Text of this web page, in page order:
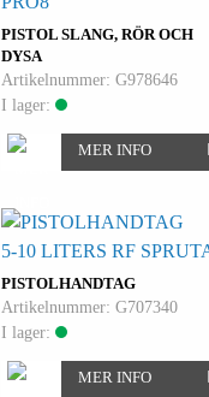
PISTOL SLANG, RÖR OCH
DYSA
Artikelnummer: G978646
I lager:
MER INFO
PISTOLHANDTAG
5-10 LITERS RF
Artikelnummer: G707340
I lager:
MER INFO